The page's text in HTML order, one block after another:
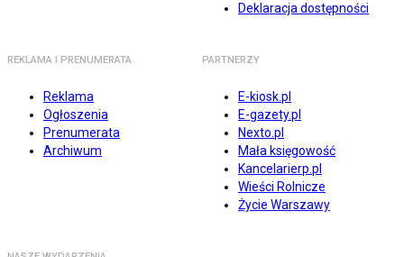
Deklaracja dostępności
REKLAMA I PRENUMERATA
Reklama
Ogłoszenia
Prenumerata
Archiwum
PARTNERZY
E-kiosk.pl
E-gazety.pl
Nexto.pl
Mała księgowość
Kancelarierp.pl
Wieści Rolnicze
Życie Warszawy